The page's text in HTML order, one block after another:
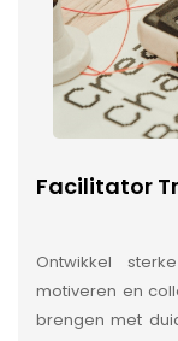
Facilitator
Ontwikkel
motiveren en
brengen met